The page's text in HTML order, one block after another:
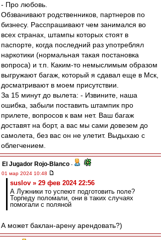
- Про любовь.
Обзванивают родственников, партнеров по
бизнесу. Расспрашивают чем занимался во
всех странах, штампы которых стоят в
паспорте, когда последний раз употреблял
наркотики (нормальная такая постановка
вопроса) и т.п. Каким-то немыслимым образом
выгружают багаж, который я сдавал еще в Мск,
досматривают в моем присутствии.
За 15 минут до вылета: - Извините, наша
ошибка, забыли поставить штампик про
прилете, вопросов к вам нет. Ваш багаж
доставят на борт, а вас мы сами довезем до
самолета, без вас он не улетит. Выдыхаю с
облегчением.
El Jugador Rojo-Blanco -
01 мар 2024 10:48
suslov » 29 фев 2024 22:56
А Лужники то успеют подготовить поле?
Торпеду поломали, они в таких случаях
помогали с поляной
А может баклан-арену арендовать?)